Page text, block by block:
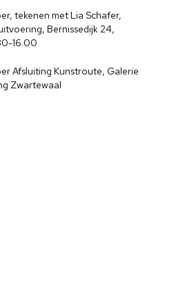
tekenen met Lia Schafer,
Bernissedijk 24,
16.00
Afsluiting Kunstroute, Galerie
Zwartewaal